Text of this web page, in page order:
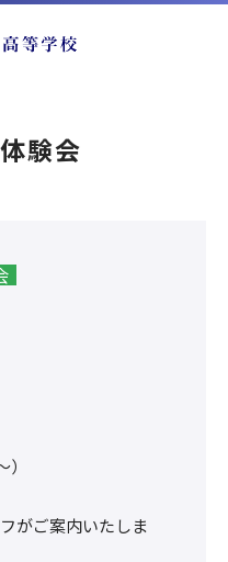
験会
がご案内いたしま